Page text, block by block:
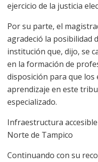
ejercicio de la justicia
Por su parte, el
agradeció la posibilidad
institución que, dijo, se
en la formación de
disposición para que
aprendizaje en este
especializado.
Infraestructura
Norte de Tampico
Continuando con su